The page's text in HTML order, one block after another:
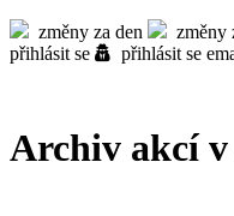
změny za den změny
přihlásit se
přihlásit se
Archiv akcí v